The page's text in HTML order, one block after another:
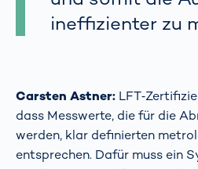
ineffizienter zu
Carsten Astner:
dass Messwerte, die für die
werden, klar definierten
entsprechen. Dafür muss ein